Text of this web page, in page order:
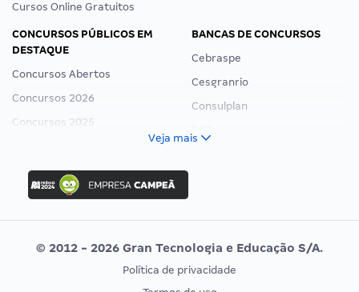
Cursos Online Gratuitos
CONCURSOS PÚBLICOS EM
DESTAQUE
Concursos Abertos
Concursos 2026
Concursos 2025
Concurso Ibama
Concurso MPU
Editais publicados
BANCAS DE CONCURSOS
Cebraspe
Cesgranrio
Consulplan
Vunesp
CONCURSOS POR PROFISSÃO EXAME DE ORDEM
Veja mais
© 2012 - 2026 Gran Tecnologia e Educação S/A.
Política de privacidade